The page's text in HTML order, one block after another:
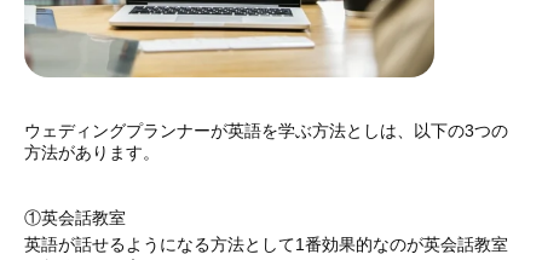
ウェディングプランナーが英語を学ぶ方法としは、以下の3つの
方法があります。
①英会話教室
英語が話せるようになる方法として1番効果的なのが英会話教室